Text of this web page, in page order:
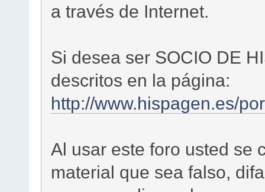
a través de Internet.
Si desea ser SOCIO DE
descritos en la página:
http://www.hispagen.es/
Al usar este foro usted se
material que sea falso,